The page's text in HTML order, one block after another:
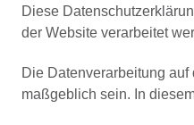
Diese
der Website verarbeitet
Die Datenverarbeitung
maßgeblich sein. In